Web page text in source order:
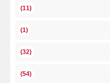
(11)
(1)
(32)
(54)